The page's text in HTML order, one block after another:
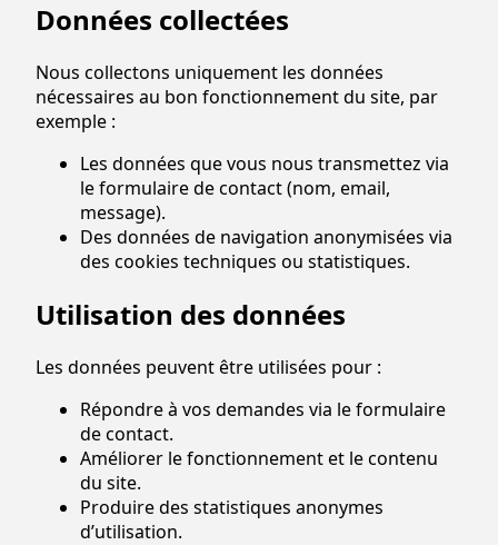
Accessoires & hygiène
Données collectées
Nous collectons uniquement les données
nécessaires au bon fonctionnement du site, par
exemple :
Les données que vous nous transmettez via
le formulaire de contact (nom, email,
message).
Des données de navigation anonymisées via
des cookies techniques ou statistiques.
Utilisation des données
Les données peuvent être utilisées pour :
Répondre à vos demandes via le formulaire
de contact.
Améliorer le fonctionnement et le contenu
du site.
Produire des statistiques anonymes
d’utilisation.